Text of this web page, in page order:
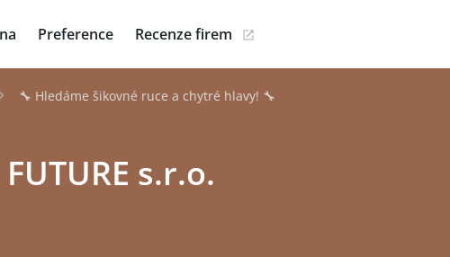
Preference Recenze firem
🔧 Hledáme šikovné ruce a chytré hlavy! 🔧
FUTURE s.r.o.